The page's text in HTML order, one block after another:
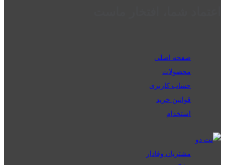
صفحه اصلی
محصولات
حساب کاربری
قوانین خرید
استخدام
مشتریان وفادار